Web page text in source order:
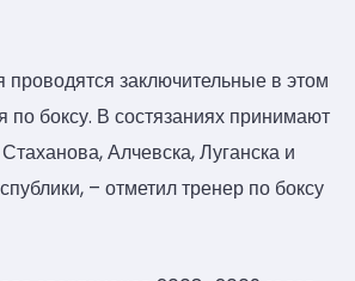
заключительные в этом
по боксу. В состязаниях принимают
Алчевска, Луганска и
– отметил тренер по боксу